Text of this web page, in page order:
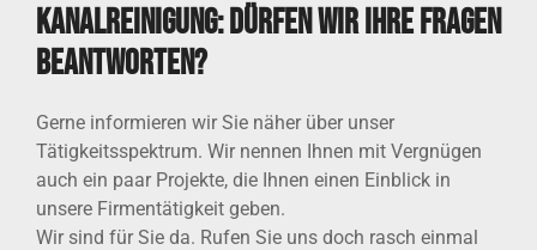
Kanalreinigung: Dürfen wir Ihre Fragen
beantworten?
Gerne informieren wir Sie näher über unser
Tätigkeitsspektrum. Wir nennen Ihnen mit Vergnügen
auch ein paar Projekte, die Ihnen einen Einblick in
unsere Firmentätigkeit geben.
Wir sind für Sie da. Rufen Sie uns doch rasch einmal